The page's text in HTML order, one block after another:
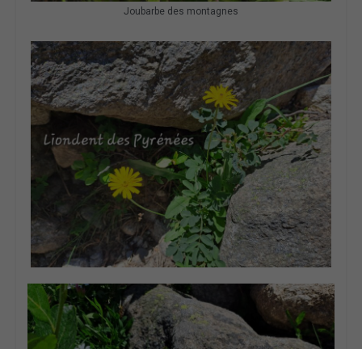
Joubarbe des montagnes